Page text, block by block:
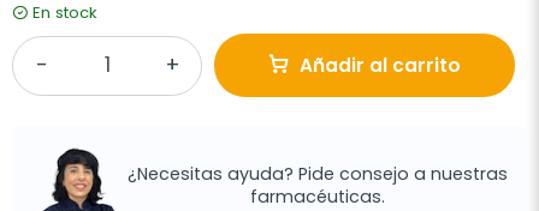
En stock
Añadir al carrito
¿Necesitas ayuda? Pide consejo a nuestras
farmacéuticas.